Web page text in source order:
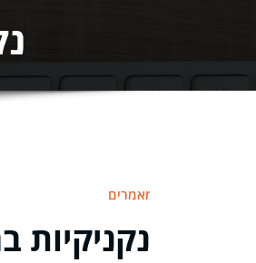
מאמרים
נקניקיות